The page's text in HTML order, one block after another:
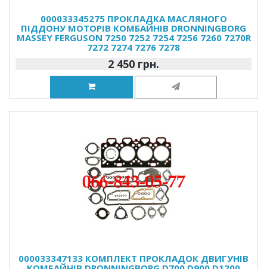
000033345275 ПРОКЛАДКА МАСЛЯНОГО
ПІДДОНУ МОТОРІВ КОМБАЙНІВ DRONNINGBORG
MASSEY FERGUSON 7250 7252 7254 7256 7260 7270R
7272 7274 7276 7278
2 450 грн.
000033347133 КОМПЛЕКТ ПРОКЛАДОК ДВИГУНІВ